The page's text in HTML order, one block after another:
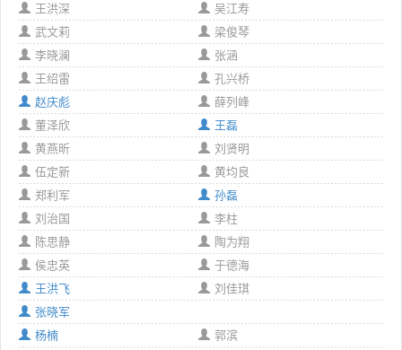
王洪深
吴江寿
武文莉
梁俊琴
李晓澜
张涵
王绍雷
孔兴桥
赵庆彪
薛列峰
董泽欣
王磊
黄燕昕
刘贤明
伍定新
黄均良
郑利军
孙磊
刘治国
李柱
陈思静
陶为翔
侯忠英
于德海
王洪飞
刘佳琪
张晓军
杨楠
郭滨